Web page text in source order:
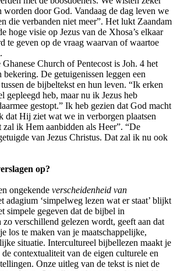
worden door God. Vandaag de dag leven we
die verbanden niet meer”. Het lukt Zaandam
hoge visie op Jezus van de Xhosa’s elkaar
te geven op de vraag waarvan of waartoe
Church of Pentecost is Joh. 4 het
De getuigenissen leggen een
de bijbeltekst en hun leven. “Ik erken
gepleegd heb, maar nu ik Jezus heb
gestopt.” Ik heb gezien dat God macht
dat Hij ziet wat we in verborgen plaatsen
zal ik Hem aanbidden als Heer”. “De
van Jezus Christus. Dat zal ik nu ook
op?
ongekende verscheidenheid van
adagium ‘simpelweg lezen wat er staat’ blijkt
simpele gegeven dat de bijbel in
verschillend gelezen wordt, geeft aan dat
los te maken van je maatschappelijke,
situatie. Intercultureel bijbellezen maakt je
contextualiteit van de eigen culturele en
Onze uitleg van de tekst is niet de